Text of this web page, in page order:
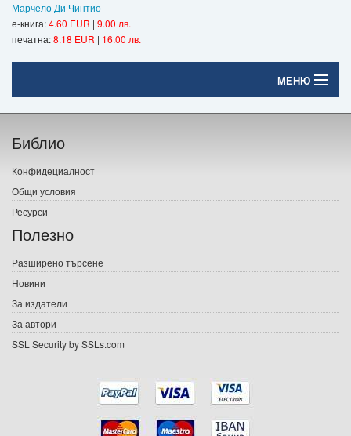
Марчело Ди Чинтио
е-книга:4.60 EUR | 9.00 лв.
печатна:8.18 EUR | 16.00 лв.
МЕНЮ
Начало
Печатни книги
Електронни книги
Е-списания
Подаръци
Ваучери
Библио
Конфидециалност
Общи условия
Ресурси
Полезно
Разширено търсене
Новини
За издатели
За автори
SSL Security by SSLs.com